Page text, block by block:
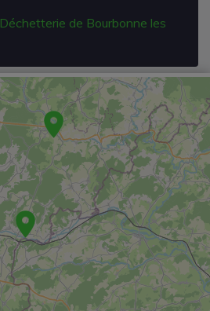
Déchetterie de Bourbonne les